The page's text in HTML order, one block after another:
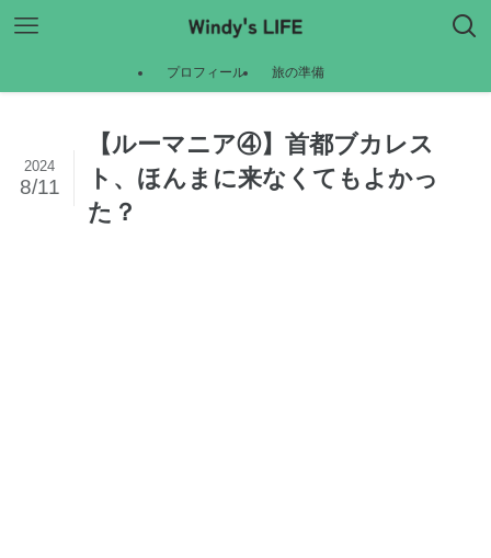
プロフィール 旅の準備
【ルーマニア④】首都ブカレス
ト、ほんまに来なくてもよかっ
た？
2024
8/11